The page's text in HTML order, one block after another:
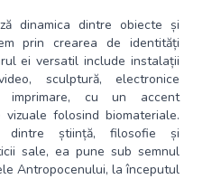
dinamica dintre obiecte și
prin crearea de identități
ei versatil include instalații
sculptură, electronice
imprimare, cu un accent
folosind biomateriale.
dintre știință, filosofie și
sale, ea pune sub semnul
Antropocenului, la începutul